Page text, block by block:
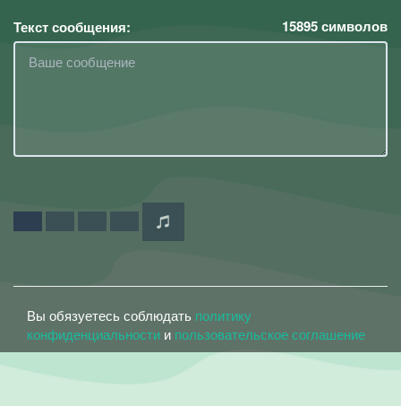
Текст сообщения: 15895символов
Вы обязуетесь соблюдать политику
конфиденциальности и пользовательское соглашение